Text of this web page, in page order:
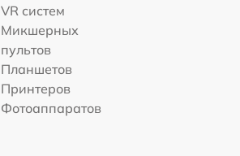
VR систем
Микшерных
пультов
Планшетов
Принтеров
Фотоаппаратов